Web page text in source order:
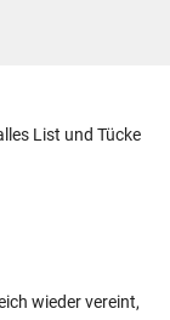
List und Tücke
wieder vereint,